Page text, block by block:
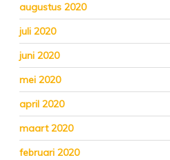
augustus 2020
juli 2020
juni 2020
mei 2020
april 2020
maart 2020
februari 2020